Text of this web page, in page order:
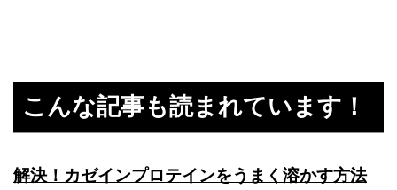
こんな記事も読まれています！
解決！カゼインプロテインをうまく溶かす方法